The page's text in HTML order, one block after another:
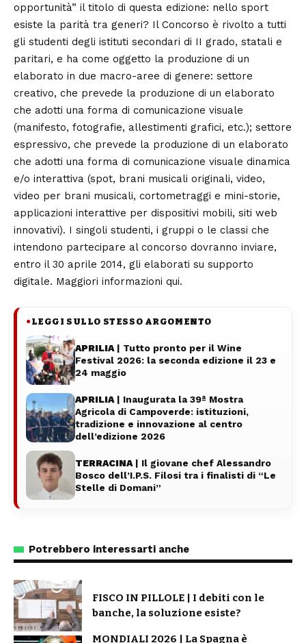
opportunità” il titolo di questa edizione: nello sport
esiste la parità tra generi? Il Concorso è rivolto a tutti
gli studenti degli istituti secondari di II grado, statali e
paritari, e ha come oggetto la produzione di un
elaborato in due macro-aree di genere: settore
creativo, che prevede la produzione di un elaborato
che adotti una forma di comunicazione visuale
(manifesto, fotografie, allestimenti grafici, etc.); settore
espressivo, che prevede la produzione di un elaborato
che adotti una forma di comunicazione visuale dinamica
e/o interattiva (spot, brani musicali originali, video,
video per brani musicali, cortometraggi e mini-storie,
applicazioni interattive per dispositivi mobili, siti web
innovativi). I singoli studenti, i gruppi o le classi che
intendono partecipare al concorso dovranno inviare,
entro il 30 aprile 2014, gli elaborati su supporto
digitale. Maggiori informazioni qui.
●LEGGI SULLO STESSO ARGOMENTO
APRILIA | Tutto pronto per il Wine
Festival 2026: la seconda edizione il 23 e
24 maggio
APRILIA | Inaugurata la 39ª Mostra
Agricola di Campoverde: istituzioni,
tradizione e innovazione al centro
dell’edizione 2026
TERRACINA | Il giovane chef Alessandro
Bosco dell’I.P.S. Filosi tra i finalisti di “Le
Stelle di Domani”
Potrebbero interessarti anche
FISCO IN PILLOLE | I debiti con le
banche, la soluzione esiste?
MONDIALI 2026 | La Spagna è